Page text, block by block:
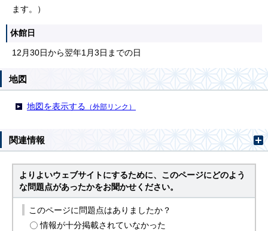
ます。）
休館日
12月30日から翌年1月3日までの日
地図
地図を表示する （外部リンク）
関連情報
よりよいウェブサイトにするために、このページにどのよう
な問題点があったかをお聞かせください。
このページに問題点はありましたか？
情報が十分掲載されていなかった